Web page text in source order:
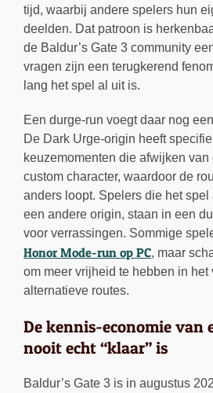
tijd, waarbij andere spelers hun
deelden. Dat patroon is
de Baldur’s Gate 3 community
vragen zijn een terugkerend
lang het spel al uit is.
Een durge-run voegt daar nog
De Dark Urge-origin heeft
keuzemomenten die afwijken van
custom character, waardoor de
anders loopt. Spelers die het
een andere origin, staan in een
voor verrassingen. Sommige
Honor Mode-run op PC, maar
om meer vrijheid te hebben in het
alternatieve routes.
De kennis-economie van
nooit echt “klaar” is
Baldur’s Gate 3 is in augustus